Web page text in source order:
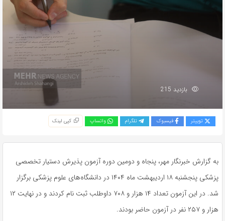
بازدید 215
توییتر فیسبوک تلگرام واتساپ کپی لینک
به گزارش خبرنگار مهر، پنجاه و دومین دوره آزمون پذیرش دستیار تخصصی
پزشکی پنجشنبه ۱۸ اردیبهشت ماه ۱۴۰۴ در دانشگاه‌های علوم پزشکی برگزار
شد. در این آزمون تعداد ۱۴ هزار و ۷۰۸ داوطلب ثبت نام کردند و در نهایت ۱۲
هزار و ۲۵۷ نفر در آزمون حاضر بودند.